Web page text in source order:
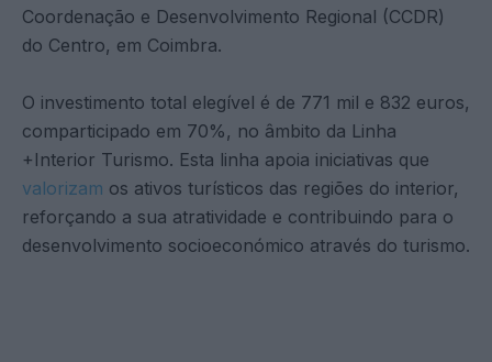
Coordenação e Desenvolvimento Regional (CCDR)
do Centro, em Coimbra.
O investimento total elegível é de 771 mil e 832 euros,
comparticipado em 70%, no âmbito da Linha
+Interior Turismo. Esta linha apoia iniciativas que
valorizam os ativos turísticos das regiões do interior,
reforçando a sua atratividade e contribuindo para o
desenvolvimento socioeconómico através do turismo.